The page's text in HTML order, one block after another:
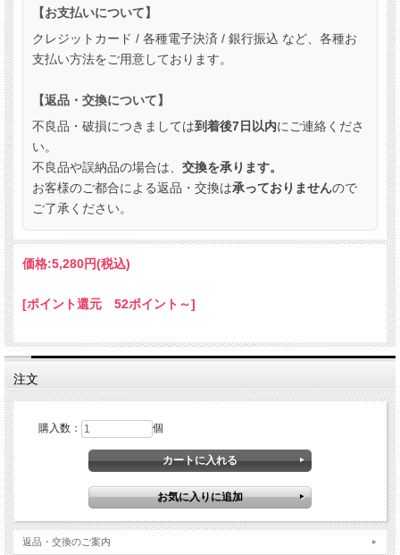
【お支払いについて】
クレジットカード / 各種電子決済 / 銀行振込 など、各種お
支払い方法をご用意しております。
【返品・交換について】
不良品・破損につきましては到着後7日以内にご連絡くださ
い。
不良品や誤納品の場合は、 交換を承ります。
お客様のご都合による返品・交換は承っておりませんので
ご了承ください。
価格:5,280円(税込)
[ポイント還元 52ポイント～]
注文
購入数： 個
返品・交換のご案内